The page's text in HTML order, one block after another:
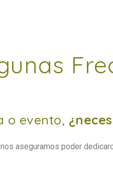
o evento,
aseguramos poder